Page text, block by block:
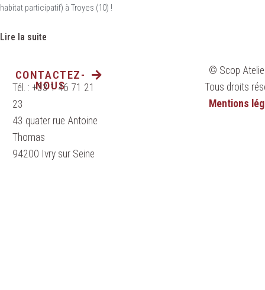
habitat participatif) à Troyes (10) !
Lire la suite
CONTACTEZ-
NOUS
Tél. : +33 1 46 71 21
23
43 quater rue Antoine
Thomas
94200 Ivry sur Seine
© Scop
Tous droits
Mentions